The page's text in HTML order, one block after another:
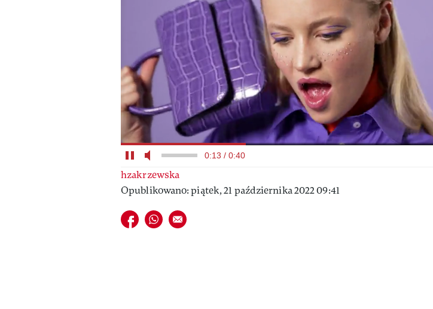
0:14 / 0:40
hzakrzewska
Opublikowano: piątek, 21 października 2022 09:41
Udostępnij na facebook
Udostępnij na whatsapp
E-mail do przyjaciela